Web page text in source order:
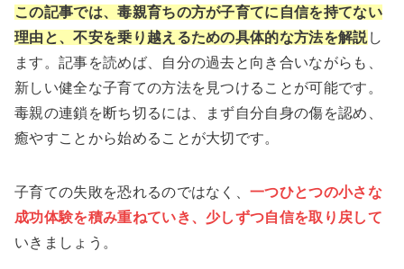
この記事では、毒親育ちの方が子育てに自信を持てない
理由と、不安を乗り越えるための具体的な方法を解説し
ます。記事を読めば、自分の過去と向き合いながらも、
新しい健全な子育ての方法を見つけることが可能です。
毒親の連鎖を断ち切るには、まず自分自身の傷を認め、
癒やすことから始めることが大切です。
子育ての失敗を恐れるのではなく、一つひとつの小さな
成功体験を積み重ねていき、少しずつ自信を取り戻して
いきましょう。